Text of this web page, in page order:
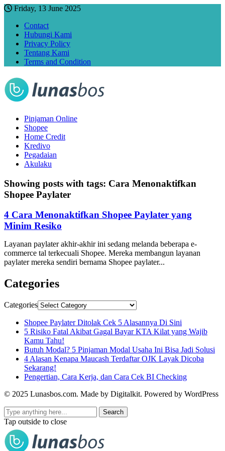
Friday, 13 June 2025
Contact
Hubungi Kami
Privacy Policy
Tentang Kami
Terms and Condition
Pinjaman Online
Shopee
Home Credit
Kredivo
Pegadaian
Akulaku
Showing posts with tags: Cara Menonaktifkan
Shopee Paylater
4 Cara Menonaktifkan Shopee Paylater yang
Minim Resiko
Layanan paylater akhir-akhir ini sedang melanda beberapa e-
commerce tal terkecuali Shopee. Mereka membangun layanan
paylater mereka sendiri bernama Shopee paylater...
Categories
Categories
Shopee Paylater Ditolak Cek 5 Alasannya Di Sini
5 Risiko Fatal Akibat Gagal Bayar KTA Kilat yang Wajib
Kamu Tahu!
Butuh Modal? 5 Pinjaman Modal Usaha Ini Bisa Jadi Solusi
4 Alasan Kenapa Maucash Terdaftar OJK Layak Dicoba
Sekarang!
Pengertian, Cara Kerja, dan Cara Cek BI Checking
© 2025 Lunasbos.com. Made by Digitalkit. Powered by WordPress
Search
Tap outside to close